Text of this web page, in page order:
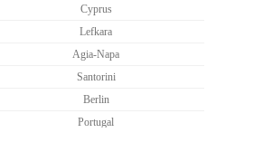
Cyprus
Lefkara
Agia-Napa
Santorini
Berlin
Portugal